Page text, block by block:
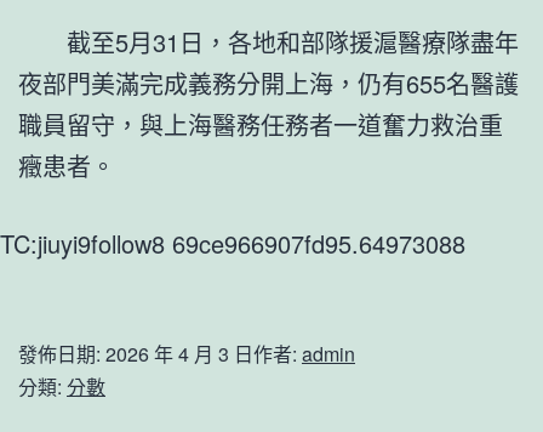
截至5月31日，各地和部隊援滬醫療隊盡年
夜部門美滿完成義務分開上海，仍有655名醫護
職員留守，與上海醫務任務者一道奮力救治重
癥患者。
TC:jiuyi9follow8 69ce966907fd95.64973088
發佈日期: 2026 年 4 月 3 日作者: admin
分類: 分數